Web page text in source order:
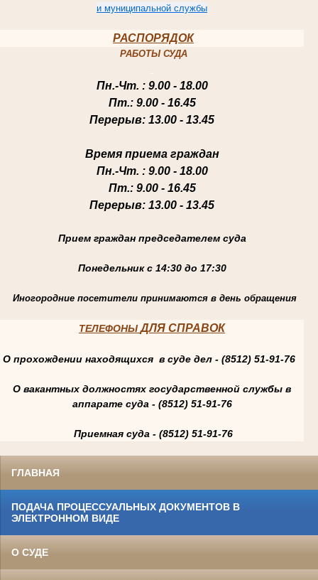
и муниципальной службы
РАСПОРЯДОК
РАБОТЫ СУДА
Пн.-Чт. : 9.00 - 18.00
Пт.: 9.00 - 16.45
Перерыв: 13.00 - 13.45
Время приема граждан
Пн.-Чт. : 9.00 - 18.00
Пт.: 9.00 - 16.45
Перерыв: 13.00 - 13.45
Прием граждан председателем суда
Понедельник с 14:30 до 17:30
Иногородние посетители принимаются в день обращения
ТЕЛЕФОНЫДЛЯ СПРАВОК
О прохождении находящихся в суде дел - (8512) 51-91-76
О вакантных должностях государственной службы в
аппарате суда - (8512) 51-91-76
Приемная суда - (8512) 51-91-76
ГЛАВНАЯ
ПОДАЧА ПРОЦЕССУАЛЬНЫХ ДОКУМЕНТОВ В
ЭЛЕКТРОННОМ ВИДЕ
О СУДЕ